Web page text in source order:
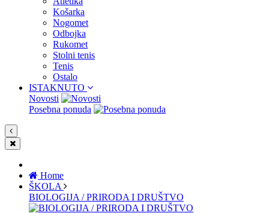
Košarka
Nogomet
Odbojka
Rukomet
Stolni tenis
Tenis
Ostalo
ISTAKNUTO
Novosti
Posebna ponuda
Home
ŠKOLA
BIOLOGIJA / PRIRODA I DRUŠTVO